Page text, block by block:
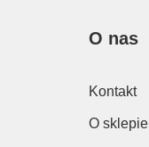
O nas
Kontakt
O sklepie